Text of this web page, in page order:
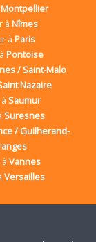
Montpellier
à Nîmes
à Paris
Pontoise
/ Saint-Malo
Nazaire
àSaumur
Suresnes
/ Guilherand-
Vannes
Versailles